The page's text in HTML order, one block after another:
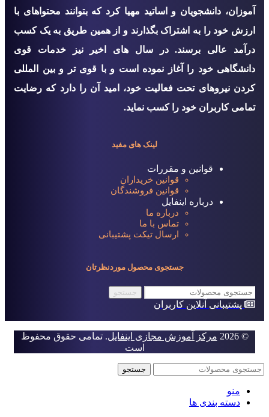
آموزان، دانشجویان و اساتید مهیا کرد که بتوانند محتواهای با
ارزش خود را به اشتراک بگذارند و از همین طریق به یک کسب
درآمد عالی برسند. در سال های اخیر نیز خدمات قوی
دانشگاهی خود را آغاز نموده است و با قوی تر و بین المللی
کردن نیروهای تحت فعالیت خود، امید آن را دارد که رضایت
تمامی کاربران خود را کسب نماید.
لینک های مفید
قوانین و مقررات
قوانین خریداران
قوانین فروشندگان
درباره اینفایل
درباره ما
تماس با ما
ارسال تیکت پشتیبانی
جستجوی محصول موردنظرتان
جستجو
پشتیبانی آنلاین کاربران
© 2026 مرکز آموزش مجازی اینفایل. تمامی حقوق محفوظ
است
جستجو
منو
دسته بندی ها